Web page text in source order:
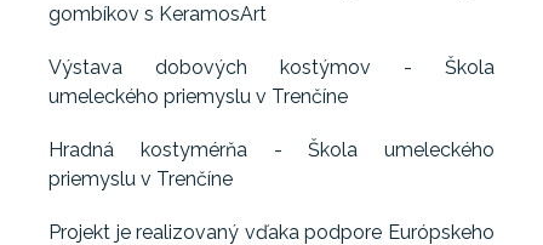
gombíkov s KeramosArt
Výstava dobových kostýmov - Škola
umeleckého priemyslu v Trenčíne
Hradná kostymérňa - Škola umeleckého
priemyslu v Trenčíne
Projekt je realizovaný vďaka podpore Európskeho